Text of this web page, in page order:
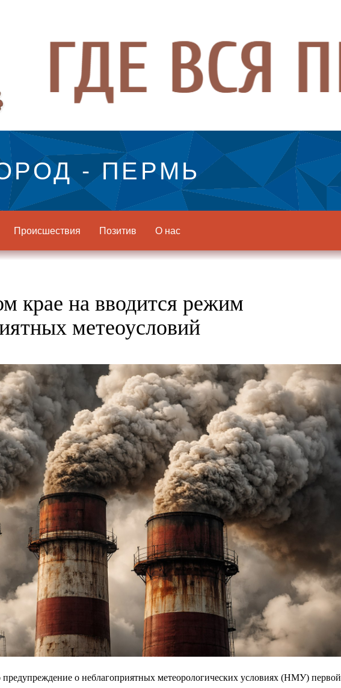
- ПЕРМЬ
Происшествия Позитив О нас
крае на вводится режим
метеоусловий
о неблагоприятных метеорологических условиях (НМУ) первой